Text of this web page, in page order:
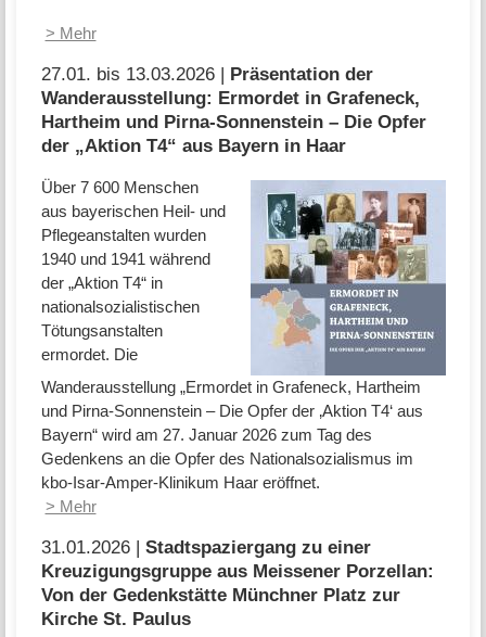
> Mehr
27.01. bis 13.03.2026 |
Präsentation der
Wanderausstellung: Ermordet in Grafeneck,
Hartheim und Pirna-Sonnenstein – Die Opfer
der „Aktion T4“ aus Bayern in Haar
Über 7 600 Menschen
aus bayerischen Heil- und
Pflegeanstalten wurden
1940 und 1941 während
der „Aktion T4“ in
nationalsozialistischen
Tötungsanstalten
ermordet. Die
Wanderausstellung „Ermordet in Grafeneck, Hartheim
und Pirna-Sonnenstein – Die Opfer der ‚Aktion T4‘ aus
Bayern“ wird am 27. Januar 2026 zum Tag des
Gedenkens an die Opfer des Nationalsozialismus im
kbo-Isar-Amper-Klinikum Haar eröffnet.
> Mehr
31.01.2026 | Stadtspaziergang zu einer
Kreuzigungsgruppe aus Meissener Porzellan:
Von der Gedenkstätte Münchner Platz zur
Kirche St. Paulus